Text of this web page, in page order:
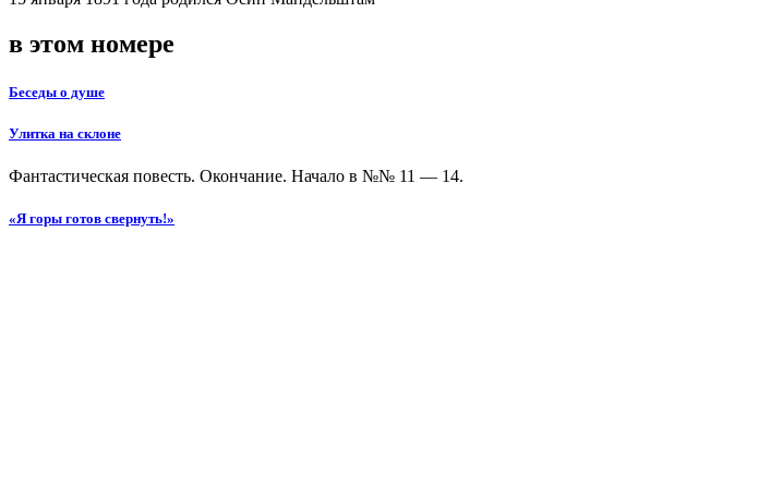
в этом номере
Беседы о душе
Улитка на склоне
Фантастическая повесть. Окончание. Начало в №№ 11 — 14.
«Я горы готов свернуть!»